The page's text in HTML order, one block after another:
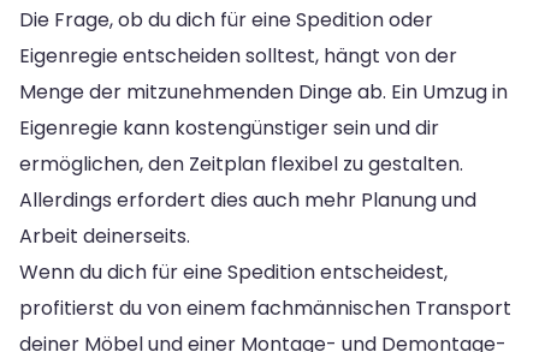
Die Frage, ob du dich für eine Spedition oder
Eigenregie entscheiden solltest, hängt von der
Menge der mitzunehmenden Dinge ab. Ein Umzug in
Eigenregie kann kostengünstiger sein und dir
ermöglichen, den Zeitplan flexibel zu gestalten.
Allerdings erfordert dies auch mehr Planung und
Arbeit deinerseits.
Wenn du dich für eine Spedition entscheidest,
profitierst du von einem fachmännischen Transport
deiner Möbel und einer Montage- und Demontage-